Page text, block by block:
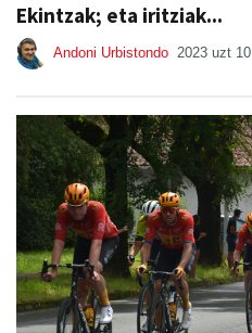
Ekintzak; eta iritziak...
Andoni Urbistondo 2023 uzt 10